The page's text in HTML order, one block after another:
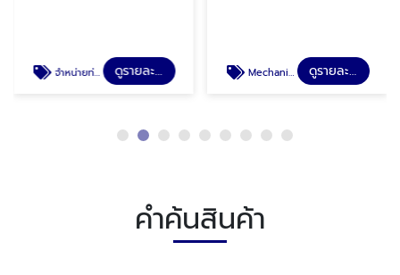
จำหน่ายท่ออุตสาหกรรม ดูรายละเอียด Mechanical Seal สำหรับงานปั๊มอุตสาหกรรม ดูรายละเอียด
คำค้นสินค้า